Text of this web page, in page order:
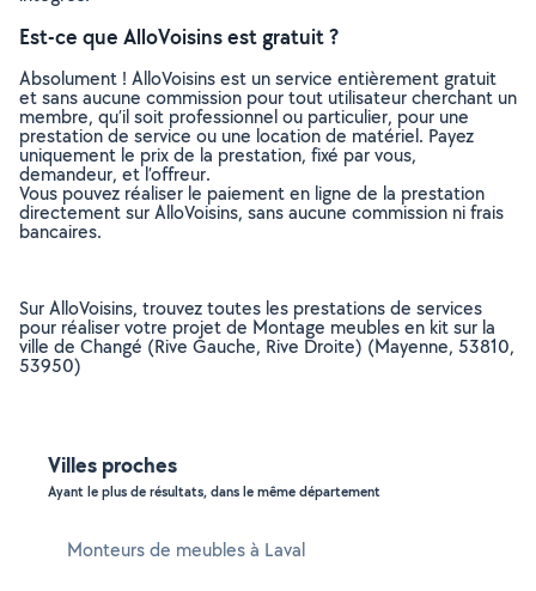
Est-ce que AlloVoisins est gratuit ?
Absolument ! AlloVoisins est un service entièrement gratuit
et sans aucune commission pour tout utilisateur cherchant un
membre, qu’il soit professionnel ou particulier, pour une
prestation de service ou une location de matériel. Payez
uniquement le prix de la prestation, fixé par vous,
demandeur, et l’offreur.
Vous pouvez réaliser le paiement en ligne de la prestation
directement sur AlloVoisins, sans aucune commission ni frais
bancaires.
Sur AlloVoisins, trouvez toutes les prestations de services
pour réaliser votre projet de Montage meubles en kit sur la
ville de Changé (Rive Gauche, Rive Droite) (Mayenne, 53810,
53950)
Villes proches
Ayant le plus de résultats, dans le même département
Monteurs de meubles à Laval